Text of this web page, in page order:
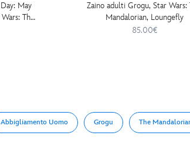
May
The
Zaino adulti Grogu, Star Wars:
Mandalorian, Loungefly
85.00€
Abbigliamento Uomo Grogu The